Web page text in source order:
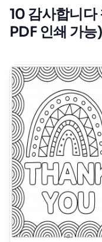
10 감사합니다
PDF 인쇄 가능)